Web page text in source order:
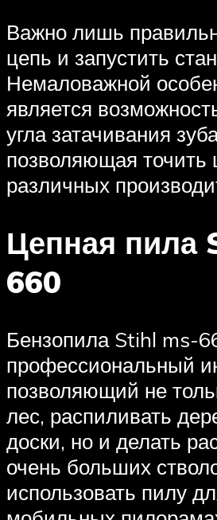
Важно лишь
цепь и запустить
Немаловажной
является
угла затачивания
позволяющая точить
различных
Цепная пила
660
Бензопила Stihl ms-
профессиональный
позволяющий не
лес, распиливать
доски, но и делать
очень больших
использовать пилу